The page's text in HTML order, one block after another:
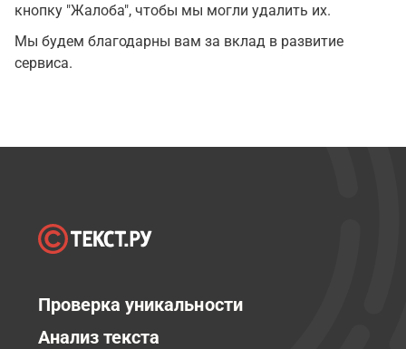
кнопку "Жалоба", чтобы мы могли удалить их.
Мы будем благодарны вам за вклад в развитие
сервиса.
Проверка уникальности
Анализ текста